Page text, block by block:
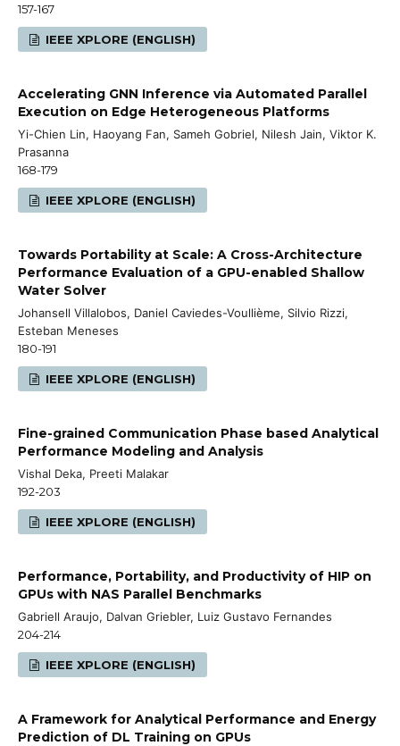
157-167
IEEE XPLORE (ENGLISH)
Accelerating GNN Inference via Automated Parallel
Execution on Edge Heterogeneous Platforms
Yi-Chien Lin, Haoyang Fan, Sameh Gobriel, Nilesh Jain, Viktor K.
Prasanna
168-179
IEEE XPLORE (ENGLISH)
Towards Portability at Scale: A Cross-Architecture
Performance Evaluation of a GPU-enabled Shallow
Water Solver
Johansell Villalobos, Daniel Caviedes-Voullième, Silvio Rizzi,
Esteban Meneses
180-191
IEEE XPLORE (ENGLISH)
Fine-grained Communication Phase based Analytical
Performance Modeling and Analysis
Vishal Deka, Preeti Malakar
192-203
IEEE XPLORE (ENGLISH)
Performance, Portability, and Productivity of HIP on
GPUs with NAS Parallel Benchmarks
Gabriell Araujo, Dalvan Griebler, Luiz Gustavo Fernandes
204-214
IEEE XPLORE (ENGLISH)
A Framework for Analytical Performance and Energy
Prediction of DL Training on GPUs